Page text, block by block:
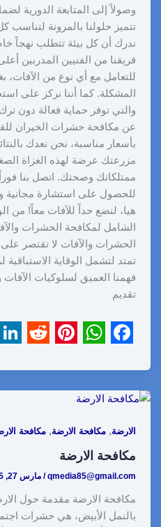
وصولاً إلى المتابعة الدورية
تتميز حلولنا بالمرونة لتناسب
ندرك أن كل بيئة تتطلب نهجاً
فريقنا من الفنيين المدربين
للتعامل مع أي نوع من
المشكلة. كما أننا نركز على
والتي توفر حماية فعالة دون
عن مكافحة حشرات الخيران
بأسعار مناسبة، نحن نعدك
مزرعتك عرضة لهذه الغزاة
للحصول على استشارة مجانية
هيا، لنضع حداً للآفات معاً! من
الشامل لمكافحة الحشرات
الحشرات والآفات لا تقتصر
تمتد لتشمل الوقاية
فهمنا العميق لسلوكيات الآفات
تقديم
a
c
e
b
o
o
k
h
a
t
A
p
p
i
n
t
e
r
s
e
d
t
i
k
d
I
n
الارضة,مكافحة الارضة,مكافحة
مكافحة الارضة
qmedia85@gmail.com
/مارس 27, 2025
مكافحة الارضة مقدمة حول
بالنمل الأبيض، هي حشرات